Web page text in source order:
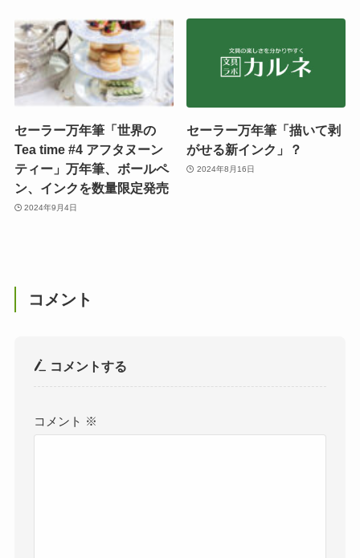
セーラー万年筆「世界の
Tea time #4 アフタヌーン
ティー」万年筆、ボールペ
ン、インクを数量限定発売
2024年9月4日
セーラー万年筆「描いて剥
がせる新インク」？
2024年8月16日
コメント
コメントする
コメント ※